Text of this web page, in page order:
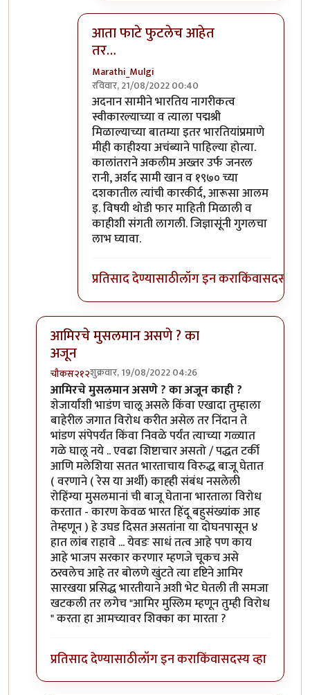
आता फाटे फुटलेच आहेत
तर…
Marathi_Mulgi
रविवार, 21/08/2022 00:40
In reply toदुर्दैवाने याच जपु लोकाना
अदनान सामीने भारतिय नागरीकत्व
स्वीकारल्याच्या व त्याला पद्मश्री
मिळाल्याच्या बातम्या इतर भारतियांप्रमाणे
मीही काहीश्या अचंब्याने पाहिल्या होत्या.
कालांतराने अकलीम अख्तर उर्फ जनरल
रानी, अर्शद सामी खान व १९७० च्या
दशकातील त्यांची कारकीर्द, आरूसा आलम
इ. विषयी थोडी फार माहिती मिळाली व
काहीशी संगती लागली. जिज्ञासूंनी गुगलचा
लाभ घ्यावा.
प्रतिसाद देण्यासाठीलॉग इन कराकिंवासदस्य व्हा
आमिरचे मुसलमान असणे ? का
अजून
चौकस२१२शुक्रवार, 19/08/2022 04:26
In reply toएक प्रश्न पडला आहेbyजेम्स वांड
आमिरचे मुसलमान असणे ? का अजून काही ?
शेजार्यांशी भाडंण चालू असले किंवा एखादा तुम्हाला
बाहेरील जगात विरोध करीत असेल तर निंदान ते
भांडण संपेपर्यंत किंवा निवळे पर्यंत त्याच्या गळ्यात
गळे घालू नये .. एवढा शिष्टाचार असतो / पद्धत टर्की
आणि मलेशिया सतत भारताचाय विरुद्ध बाजू घेतात
( वरणाने ( रेस या अर्थी) काह्ही संबंध नसलेली
रोहिंग्या मुसलमानां ची बाजू घेताना भारताला विरोध
करतात - कारण केवळ भारत हिंदू बहुसंख्यांक आह
तेम्हणून ) हे उघड दिसत असतांना या दोघनपासून ४
हात लांब राहावे ... येवडः साधं तत्व आहे पण काय
आहे भाजप सरकार करणार म्हणजे चूकच असे
ठरवलेच आहे तर बोलणे खुंटते त्या दृष्टिने आमिर
सारखया प्रसिद्ध भारतीयाने अशी भेट घेतली ती समजा
खटकली तर लगेच "आमिर मुस्लिम म्हणून तुम्ही विरोध
" करता हा आमच्यावर शिक्का का मारता ?
प्रतिसाद देण्यासाठीलॉग इन कराकिंवासदस्य व्हा